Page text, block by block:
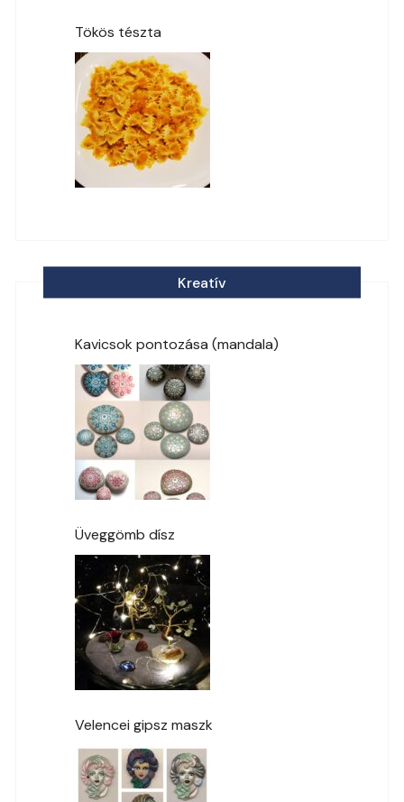
Tökös tészta
Kreatív
Kavicsok pontozása (mandala)
Üveggömb dísz
Velencei gipsz maszk